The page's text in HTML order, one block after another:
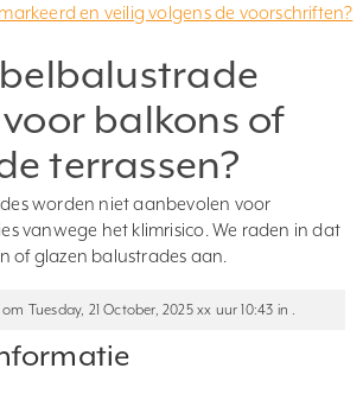
en veilig volgens de voorschriften?
balkons of
terrassen?
worden niet aanbevolen voor
vanwege het klimrisico. We raden in dat
of glazen balustrades aan.
Tuesday, 21 October, 2025 xx uur 10:43 in .